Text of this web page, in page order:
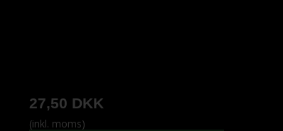
27,50 DKK
(inkl. moms)